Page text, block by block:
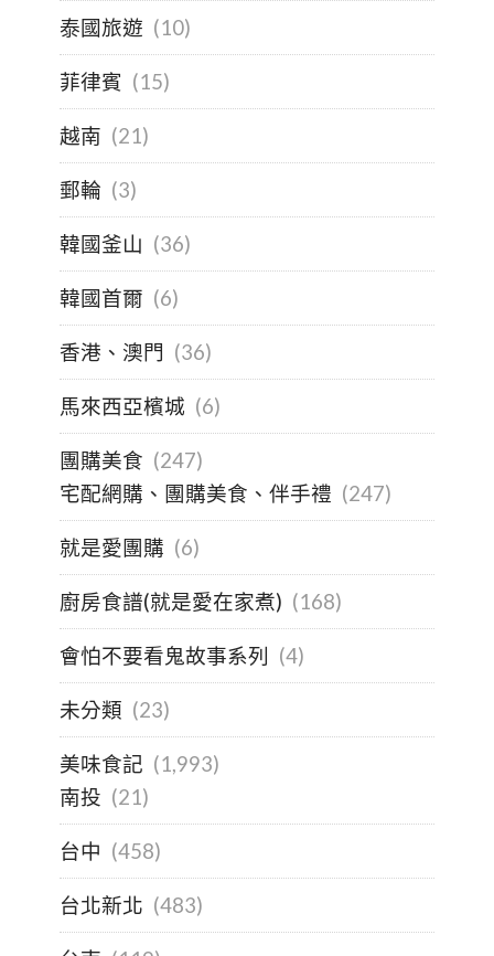
泰國旅遊 (10)
菲律賓 (15)
越南 (21)
郵輪 (3)
韓國釜山 (36)
韓國首爾 (6)
香港、澳門 (36)
馬來西亞檳城 (6)
團購美食 (247)
宅配網購、團購美食、伴手禮 (247)
就是愛團購 (6)
廚房食譜(就是愛在家煮) (168)
會怕不要看鬼故事系列 (4)
未分類 (23)
美味食記 (1,993)
南投 (21)
台中 (458)
台北新北 (483)